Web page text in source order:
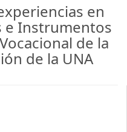
en
e Instrumentos
de la
de la UNA